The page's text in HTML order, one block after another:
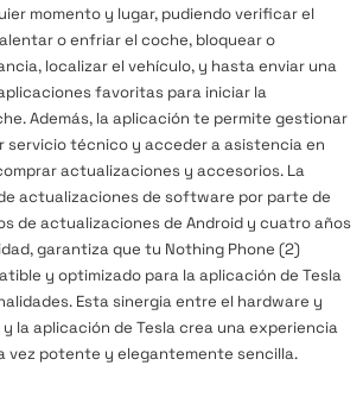
momento y lugar, pudiendo verificar el
o enfriar el coche, bloquear o
localizar el vehículo, y hasta enviar una
favoritas para iniciar la
Además, la aplicación te permite gestionar
servicio técnico y acceder a asistencia en
actualizaciones y accesorios. La
actualizaciones de software por parte de
de actualizaciones de Android y cuatro años
garantiza que tu Nothing Phone (2)
y optimizado para la aplicación de Tesla
Esta sinergia entre el hardware y
la aplicación de Tesla crea una experiencia
vez potente y elegantemente sencilla.